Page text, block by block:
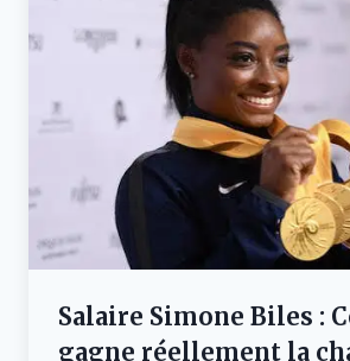
Salaire Simone Biles :
gagne réellement la